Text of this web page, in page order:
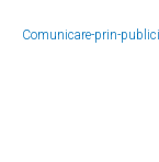
Comunicare-prin-